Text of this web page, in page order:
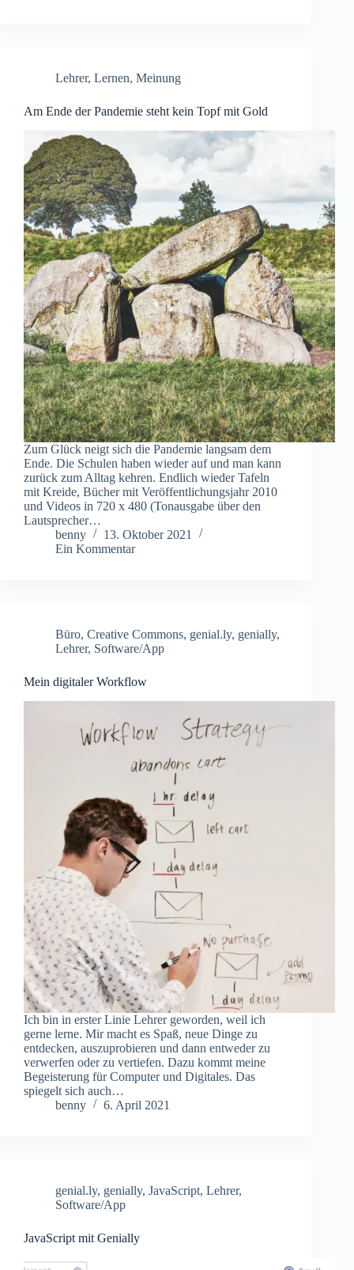
Lehrer, Lernen, Meinung
Am Ende der Pandemie steht kein Topf mit Gold
Zum Glück neigt sich die Pandemie langsam dem
Ende. Die Schulen haben wieder auf und man kann
zurück zum Alltag kehren. Endlich wieder Tafeln
mit Kreide, Bücher mit Veröffentlichungsjahr 2010
und Videos in 720 x 480 (Tonausgabe über den
Lautsprecher…
benny
13. Oktober 2021
Ein Kommentar
Büro, Creative Commons, genial.ly, genially,
Lehrer, Software/App
Mein digitaler Workflow
Ich bin in erster Linie Lehrer geworden, weil ich
gerne lerne. Mir macht es Spaß, neue Dinge zu
entdecken, auszuprobieren und dann entweder zu
verwerfen oder zu vertiefen. Dazu kommt meine
Begeisterung für Computer und Digitales. Das
spiegelt sich auch…
benny
6. April 2021
genial.ly, genially, JavaScript, Lehrer,
Software/App
JavaScript mit Genially